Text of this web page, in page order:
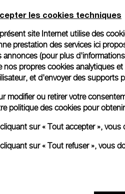
les cookies techniques
site Internet utilise des
prestation des services ici
annonces (pour plus
nos propres cookies analytiques
et d'envoyer des supports
modifier ou retirer votre
politique des cookies pour
sur « Tout accepter »,
sur « Tout refuser », vous